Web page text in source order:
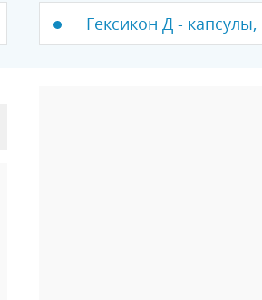
Гексикон Д - капсулы,